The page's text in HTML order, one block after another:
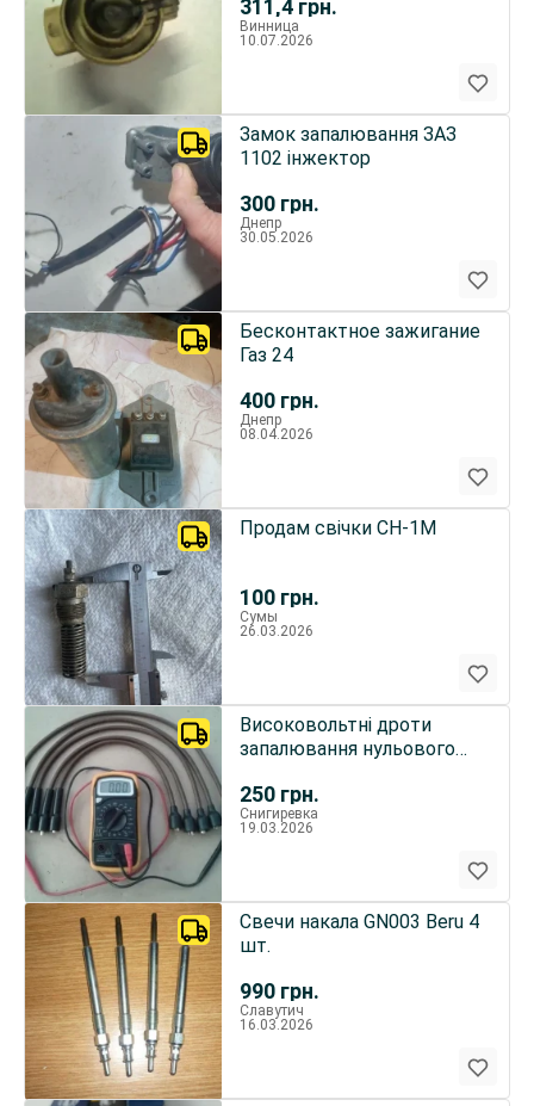
311,4 грн.
Винница
10.07.2026
300 грн.
Замок запалювання ЗАЗ
1102 інжектор
Днепр
30.05.2026
400 грн.
Бесконтактное зажигание
Газ 24
Днепр
08.04.2026
100 грн.
Продам свічки СН-1М
Сумы
26.03.2026
250 грн.
Високовольтні дроти
запалювання нульового
Снигиревка
19.03.2026
990 грн.
Свечи накала GN003 Beru 4
шт.
Славутич
16.03.2026